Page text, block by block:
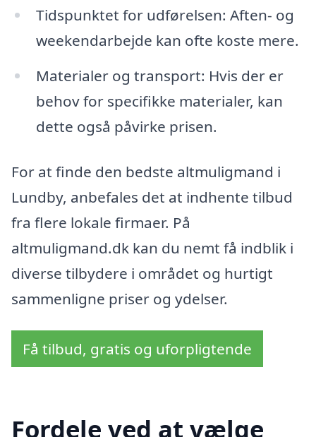
Tidspunktet for udførelsen: Aften- og
weekendarbejde kan ofte koste mere.
Materialer og transport: Hvis der er
behov for specifikke materialer, kan
dette også påvirke prisen.
For at finde den bedste altmuligmand i
Lundby, anbefales det at indhente tilbud
fra flere lokale firmaer. På
altmuligmand.dk kan du nemt få indblik i
diverse tilbydere i området og hurtigt
sammenligne priser og ydelser.
Få tilbud, gratis og uforpligtende
Fordele ved at vælge